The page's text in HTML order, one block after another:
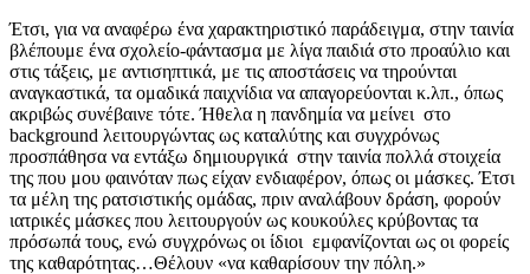
Έτσι, για να αναφέρω ένα χαρακτηριστικό παράδειγμα, στην ταινία
βλέπουμε ένα σχολείο-φάντασμα με λίγα παιδιά στο προαύλιο και
στις τάξεις, με αντισηπτικά, με τις αποστάσεις να τηρούνται
αναγκαστικά, τα ομαδικά παιχνίδια να απαγορεύονται κ.λπ., όπως
ακριβώς συνέβαινε τότε. Ήθελα η πανδημία να μείνει στο
background λειτουργώντας ως καταλύτης και συγχρόνως
προσπάθησα να εντάξω δημιουργικά στην ταινία πολλά στοιχεία
της που μου φαινόταν πως είχαν ενδιαφέρον, όπως οι μάσκες. Έτσι
τα μέλη της ρατσιστικής ομάδας, πριν αναλάβουν δράση, φορούν
ιατρικές μάσκες που λειτουργούν ως κουκούλες κρύβοντας τα
πρόσωπά τους, ενώ συγχρόνως οι ίδιοι εμφανίζονται ως οι φορείς
της καθαρότητας…Θέλουν «να καθαρίσουν την πόλη.»